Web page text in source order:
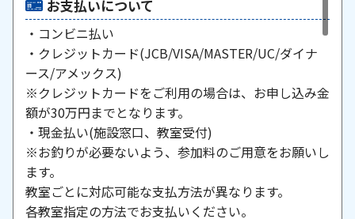
お支払いについて
・コンビニ払い
・クレジットカード(JCB/VISA/MASTER/UC/ダイナ
ース/アメックス)
※クレジットカードをご利用の場合は、お申し込み金
額が30万円までとなります。
・現金払い(施設窓口、教室受付)
※お釣りが必要ないよう、参加料のご用意をお願いし
ます。
教室ごとに対応可能な支払方法が異なります。
各教室指定の方法でお支払いください。